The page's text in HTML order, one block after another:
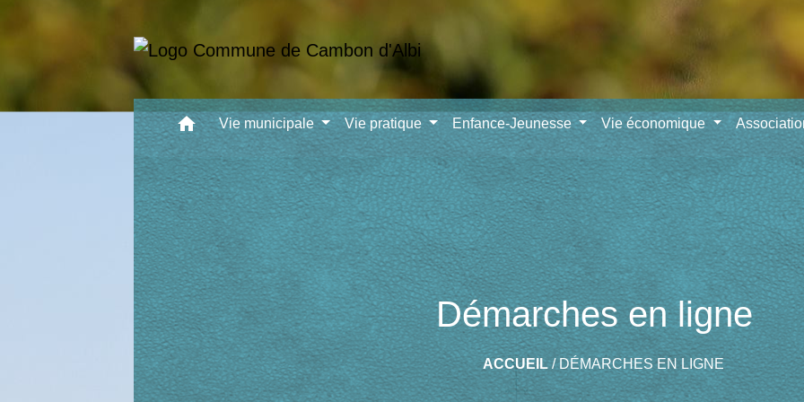
home Vie municipale Vie pratique Enfance-Jeunesse Vie économique
Démarches en ligne
ACCUEIL/DÉMARCHES EN LIGNE